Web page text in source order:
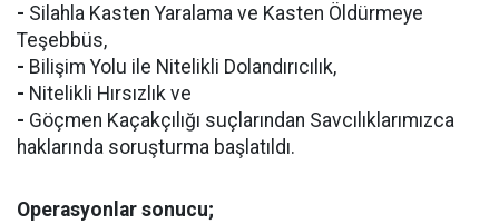
- Silahla Kasten Yaralama ve Kasten Öldürmeye
Teşebbüs,
- Bilişim Yolu ile Nitelikli Dolandırıcılık,
- Nitelikli Hırsızlık ve
- Göçmen Kaçakçılığı suçlarından Savcılıklarımızca
haklarında soruşturma başlatıldı.
Operasyonlar sonucu;